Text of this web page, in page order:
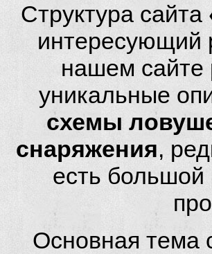
Структура сайта
интересующий
нашем сайте
уникальные
схемы
снаряжения,
есть
Основная тема